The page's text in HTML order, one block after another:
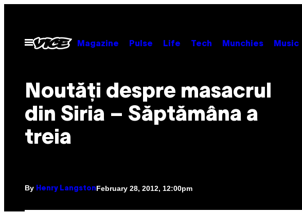
contentOpen
Menu
Magazine Pulse Life Tech Munchies Music
Noutăţi despre masacrul
din Siria – Săptămâna a
treia
By Henry LangstonFebruary 28, 2012, 12:00pm